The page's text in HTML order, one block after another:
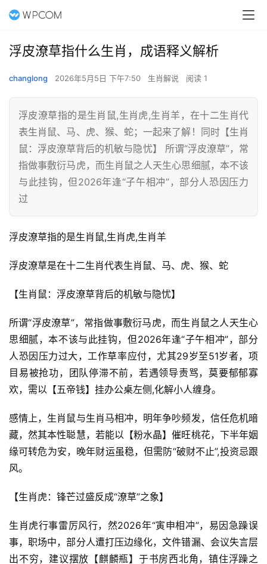
浮皮潦草指什么生肖，成语释义解析
changlong 2026年5月5日 下午7:50 生肖解说 阅读 1
浮皮潦草指的是生肖鼠,生肖虎,生肖羊，在十二生肖代
表生肖鼠、马、虎、猴、蛇；一起来了解！同时【生肖
鼠：浮皮潦草背后的机敏与隐忧】 所谓“浮皮潦草”，常
指做事敷衍马虎，而生肖鼠之人天生心思细腻，本不该
与此挂钩，但2026年逢“子午相冲”，部分人恐因压力
过
浮皮潦草指的是生肖鼠,生肖虎,生肖羊
浮皮潦草是在十二生肖代表生肖鼠、马、虎、猴、蛇
【生肖鼠：浮皮潦草背后的机敏与隐忧】
所谓“浮皮潦草”，常指做事敷衍马虎，而生肖鼠之人天生心
思细腻，本不该与此挂钩，但2026年逢“子午相冲”，部分
人恐因压力过大，工作草率应付，尤其29岁至51岁者，项
目易被抢功，团队停滞不前，若遇领导责骂，莫要郁郁寡
欢，需以【五帝钱】挂办公桌左侧,化解小人缠身。
感情上，生肖鼠与生肖马相冲，明年争吵频发，信任危机暗
藏，然其本性聪慧，若能以【粉水晶】催旺桃花，下半年姻
缘可转危为安，晚年财运虽稳，但需防“破财不止”,投资忌跟
风。
【生肖虎：锋芒过盛反成“潦草”之象】
生肖虎行事雷厉风行，然2026年“寅申相冲”，易因急躁误
事，职场中，部分人遭打压边缘化，文件错漏、会议失言层
出不穷，建议摆放【麒麟瓶】于书房西北角，镇住浮躁之